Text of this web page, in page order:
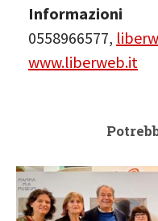
Informazioni
0558966577,
www.liberweb.it